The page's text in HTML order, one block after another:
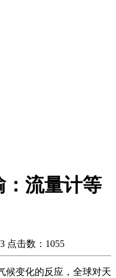
：流量计等
点击数： 1055
候变化的反应，全球对天